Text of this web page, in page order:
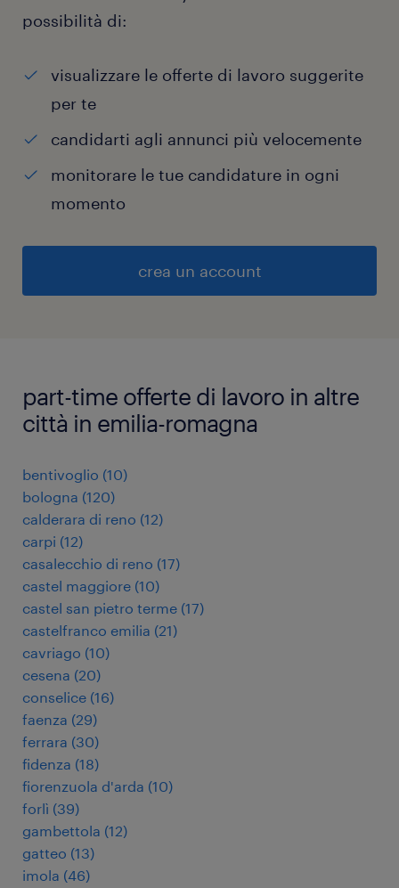
possibilità di:
visualizzare le offerte di lavoro suggerite
per te
candidarti agli annunci più velocemente
monitorare le tue candidature in ogni
momento
crea un account
part-time offerte di lavoro in altre
città in emilia-romagna
bentivoglio (10)
bologna (120)
calderara di reno (12)
carpi (12)
casalecchio di reno (17)
castel maggiore (10)
castel san pietro terme (17)
castelfranco emilia (21)
cavriago (10)
cesena (20)
conselice (16)
faenza (29)
ferrara (30)
fidenza (18)
fiorenzuola d'arda (10)
forlì (39)
gambettola (12)
gatteo (13)
imola (46)